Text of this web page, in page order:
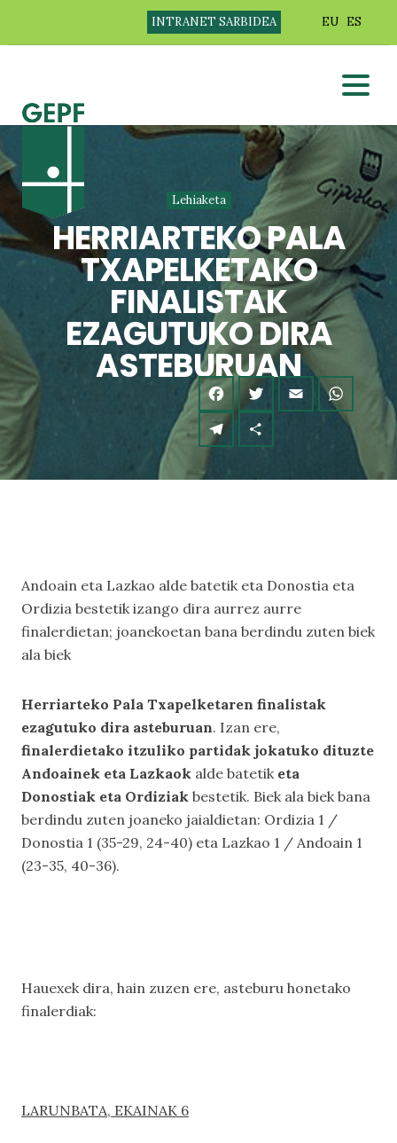
INTRANET SARBIDEA EU ES
Lehiaketa
HERRIARTEKO PALA
TXAPELKETAKO
FINALISTAK
EZAGUTUKO DIRA
ASTEBURUAN
Andoain eta Lazkao alde batetik eta Donostia eta
Ordizia bestetik izango dira aurrez aurre
finalerdietan; joanekoetan bana berdindu zuten biek
ala biek
Herriarteko Pala Txapelketaren finalistak
ezagutuko dira asteburuan. Izan ere,
finalerdietako itzuliko partidak jokatuko dituzte
Andoainek eta Lazkaok alde batetik eta
Donostiak eta Ordiziak bestetik. Biek ala biek bana
berdindu zuten joaneko jaialdietan: Ordizia 1 /
Donostia 1 (35-29, 24-40) eta Lazkao 1 / Andoain 1
(23-35, 40-36).
Hauexek dira, hain zuzen ere, asteburu honetako
finalerdiak:
LARUNBATA, EKAINAK 6